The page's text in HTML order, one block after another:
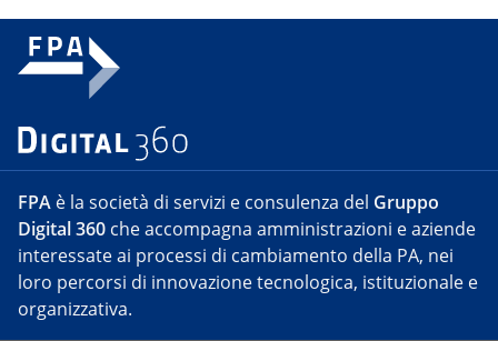
FPA è la società di servizi e consulenza del Gruppo
Digital 360 che accompagna amministrazioni e aziende
interessate ai processi di cambiamento della PA, nei
loro percorsi di innovazione tecnologica, istituzionale e
organizzativa.